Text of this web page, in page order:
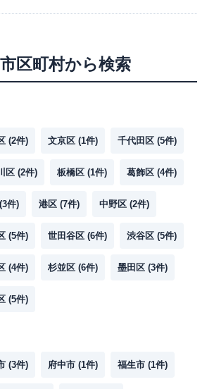
区町村から検索
(2件) 文京区 (1件) 千代田区 (5件)
区 (2件) 板橋区 (1件) 葛飾区 (4件)
(3件) 港区 (7件) 中野区 (2件)
(5件) 世田谷区 (6件) 渋谷区 (5件)
(4件) 杉並区 (6件) 墨田区 (3件)
(5件)
(3件) 府中市 (1件) 福生市 (1件)